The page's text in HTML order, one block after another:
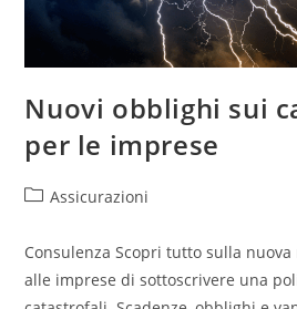
Nuovi obblighi sui
per le imprese
Assicurazioni
Consulenza Scopri tutto sulla
alle imprese di sottoscrivere una